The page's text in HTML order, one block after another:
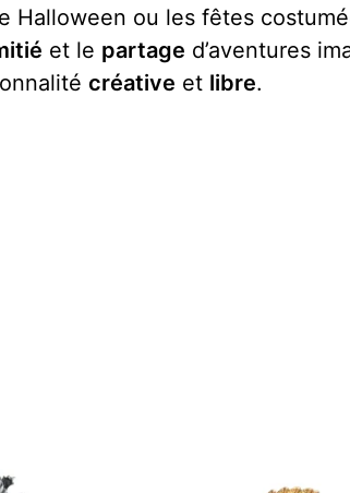
Halloween ou les fêtes
et le partage d’aventures
créative et libre.